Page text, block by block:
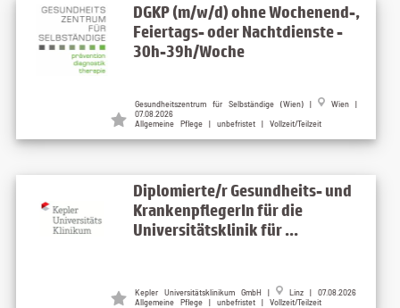
DGKP (m/w/d) ohne Wochenend-,
Feiertags- oder Nachtdienste -
30h-39h/Woche
Gesundheitszentrum für Selbständige (Wien) |
Wien |
07.08.2026
Allgemeine Pflege | unbefristet | Vollzeit/Teilzeit
Diplomierte/r Gesundheits- und
KrankenpflegerIn für die
Universitätsklinik für ...
Kepler Universitätsklinikum GmbH |
Linz | 07.08.2026
Allgemeine Pflege | unbefristet | Vollzeit/Teilzeit